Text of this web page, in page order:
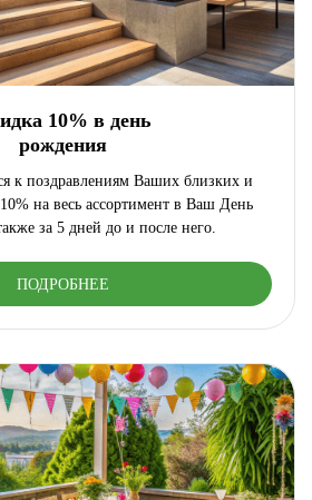
10% в день
рождения
к поздравлениям Ваших близких и
на весь ассортимент в Ваш День
за 5 дней до и после него.
ПОДРОБНЕЕ